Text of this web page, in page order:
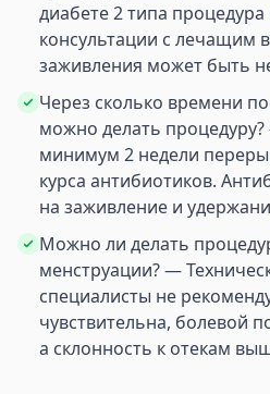
диабете 2 типа
консультации с лечащим
заживления может быть
Через сколько времени
можно делать
минимум 2 недели
курса антибиотиков.
на заживление и
Можно ли делать
менструации? —
специалисты не
чувствительна, болевой
а склонность к отекам